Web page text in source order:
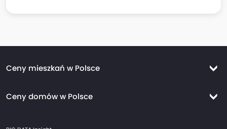
Ceny mieszkań w Polsce
Ceny mieszkań Kraków
Ceny domów w Polsce